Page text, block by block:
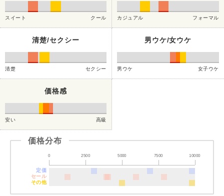
スイート クール カジュアル フォーマル
清楚/セクシー
清楚 セクシー
男ウケ/女ウケ
男ウケ 女子ウケ
価格感
安い 高級
価格分布
0 2500 5000 7500 10000
定価
セール
その他